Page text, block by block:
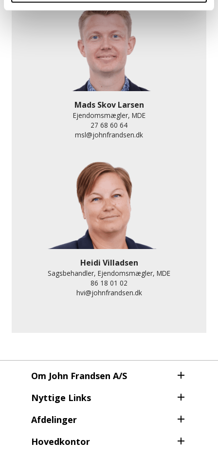
Mads Skov Larsen
Ejendomsmægler, MDE
27 68 60 64
msl@johnfrandsen.dk
Heidi Villadsen
Sagsbehandler, Ejendomsmægler, MDE
86 18 01 02
hvi@johnfrandsen.dk
Om John Frandsen A/S
Nyttige Links
Afdelinger
Hovedkontor